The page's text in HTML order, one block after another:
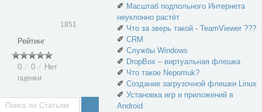
1851
Рейтинг
0 ⁄ 0 ⁄ Нет
оценки
✐ Масштаб подпольного Интернета
неуклонно растёт
✐ Что за зверь такой - TeamViewer ???
✐ CRM
✐ Службы Windows
✐ DropBox – виртуальная флешка
✐ Что такое Nepomuk?
✐ Создание загрузочной флешки Linux
✐ Установка игр и приложений в
Android